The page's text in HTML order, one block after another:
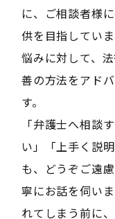
に、ご相談者様
供を目指してい
悩みに対して、
善の方法をアド
す。
「弁護士へ相談
い」「上手く説
も、どうぞご遠
寧にお話を伺い
れてしまう前に